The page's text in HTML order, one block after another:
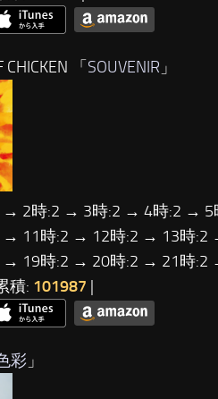
「 SOUVENIR 」
→ 2時:2 → 3時:2 → 4時:2 →
→ 11時:2 → 12時:2 → 13時
→ 19時:2 → 20時:2 → 21時:2
積: 101987 |
彩 」